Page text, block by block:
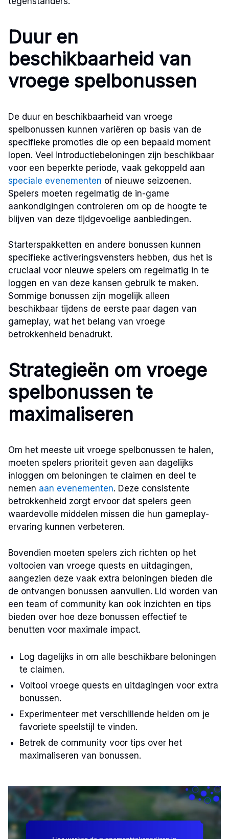
Duur en
beschikbaarheid van
vroege spelbonussen
De duur en beschikbaarheid van vroege
spelbonussen kunnen variëren op basis van de
specifieke promoties die op een bepaald moment
lopen. Veel introductiebeloningen zijn beschikbaar
voor een beperkte periode, vaak gekoppeld aan
speciale evenementen of nieuwe seizoenen.
Spelers moeten regelmatig de in-game
aankondigingen controleren om op de hoogte te
blijven van deze tijdgevoelige aanbiedingen.
Starterspakketten en andere bonussen kunnen
specifieke activeringsvensters hebben, dus het is
cruciaal voor nieuwe spelers om regelmatig in te
loggen en van deze kansen gebruik te maken.
Sommige bonussen zijn mogelijk alleen
beschikbaar tijdens de eerste paar dagen van
gameplay, wat het belang van vroege
betrokkenheid benadrukt.
Strategieën om vroege
spelbonussen te
maximaliseren
Om het meeste uit vroege spelbonussen te halen,
moeten spelers prioriteit geven aan dagelijks
inloggen om beloningen te claimen en deel te
nemen aan evenementen. Deze consistente
betrokkenheid zorgt ervoor dat spelers geen
waardevolle middelen missen die hun gameplay-
ervaring kunnen verbeteren.
Bovendien moeten spelers zich richten op het
voltooien van vroege quests en uitdagingen,
aangezien deze vaak extra beloningen bieden die
de ontvangen bonussen aanvullen. Lid worden van
een team of community kan ook inzichten en tips
bieden over hoe deze bonussen effectief te
benutten voor maximale impact.
Log dagelijks in om alle beschikbare beloningen
te claimen.
Voltooi vroege quests en uitdagingen voor extra
bonussen.
Experimenteer met verschillende helden om je
favoriete speelstijl te vinden.
Betrek de community voor tips over het
maximaliseren van bonussen.